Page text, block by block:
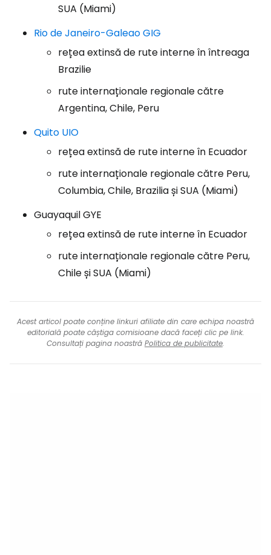
SUA (Miami)
Rio de Janeiro-Galeao GIG
rețea extinsă de rute interne în întreaga
Brazilie
rute internaționale regionale către
Argentina, Chile, Peru
Quito UIO
rețea extinsă de rute interne în Ecuador
rute internaționale regionale către Peru,
Columbia, Chile, Brazilia și SUA (Miami)
Guayaquil GYE
rețea extinsă de rute interne în Ecuador
rute internaționale regionale către Peru,
Chile și SUA (Miami)
Acest articol poate conține linkuri afiliate din care echipa noastră
editorială poate câștiga comisioane dacă faceți clic pe link.
Consultați pagina noastră Politica de publicitate.